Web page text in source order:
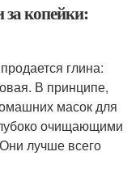
за копейки:
глина:
В принципе,
масок для
очищающими
лучше всего